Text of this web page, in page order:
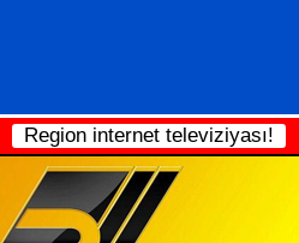
Region internet televiziyası!